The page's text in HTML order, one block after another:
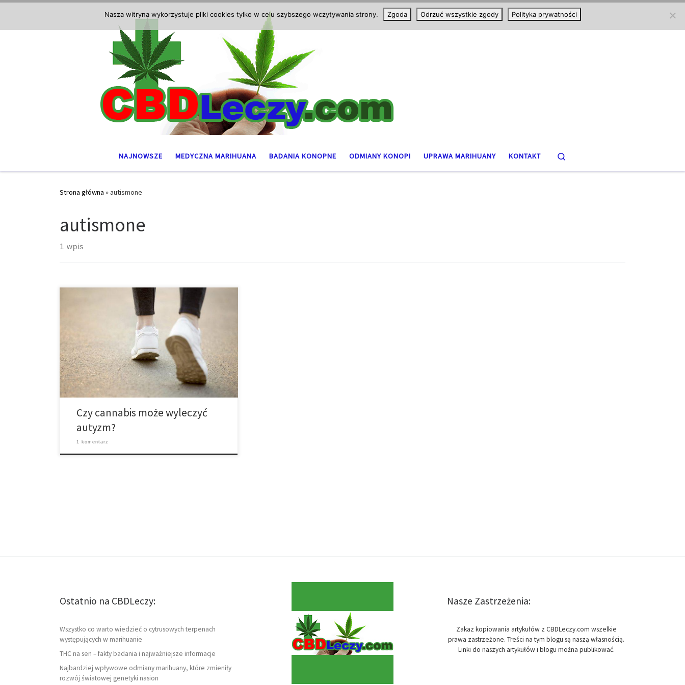
NAJNOWSZE MEDYCZNA MARIHUANA BADANIA KONOPNE ODMIANY KONOPI UPRAWA MARIHUANY KONTAKT
Strona główna »autismone
autismone
1 wpis
Cannabis już pomaga dzieciom, które chorują na
autyzm. AutismOne, największa i najbardziej
wszechstronna konferencja na temat autyzmu zawarła
w swoim programie wykłady dotyczące medycznej
marihuany. Ogromnym zainteresowaniem cieszyła się
prezentacja doktor Judy Mikovits, zatytułowana „Can
Cannabis Cure Autism? Nie wiemy, ale jest to kwestia
warta zadawania pytań.” Doktor Mikovits, której […]
Czy cannabis może wyleczyć
autyzm?
1 komentarz
Ostatnio na CBDLeczy:
Wszystko co warto wiedzieć o cytrusowych terpenach
występujących w marihuanie
THC na sen – fakty badania i najważniejsze informacje
Najbardziej wpływowe odmiany marihuany, które zmieniły
rozwój światowej genetyki nasion
Nasze Zastrzeżenia:
Zakaz kopiowania artykułów z CBDLeczy.com wszelkie
prawa zastrzeżone. Treści na tym blogu są naszą własnością.
Linki do naszych artykułów i blogu można publikować.
Nasza witryna wykorzystuje pliki cookies tylko w celu szybszego wczytywania strony. Zgoda Odrzuć wszystkie zgody Polityka prywatności